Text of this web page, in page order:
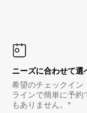
ニーズに合わせて選
希望のチェックイン
ラインで簡単に予約
もありません。*